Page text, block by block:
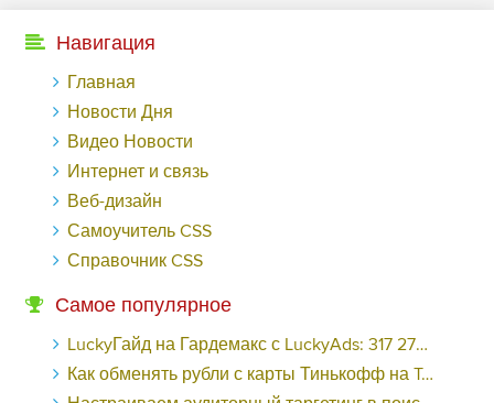
Навигация
Главная
Новости Дня
Видео Новости
Интернет и связь
Веб-дизайн
Самоучитель CSS
Справочник CSS
Самое популярное
LuckyГайд на Гардемакс с LuckyAds: 317 279 рублей за 10 дней - «Надо знать»
Как обменять рубли с карты Тинькофф на Tether ERC20 (USDT)?